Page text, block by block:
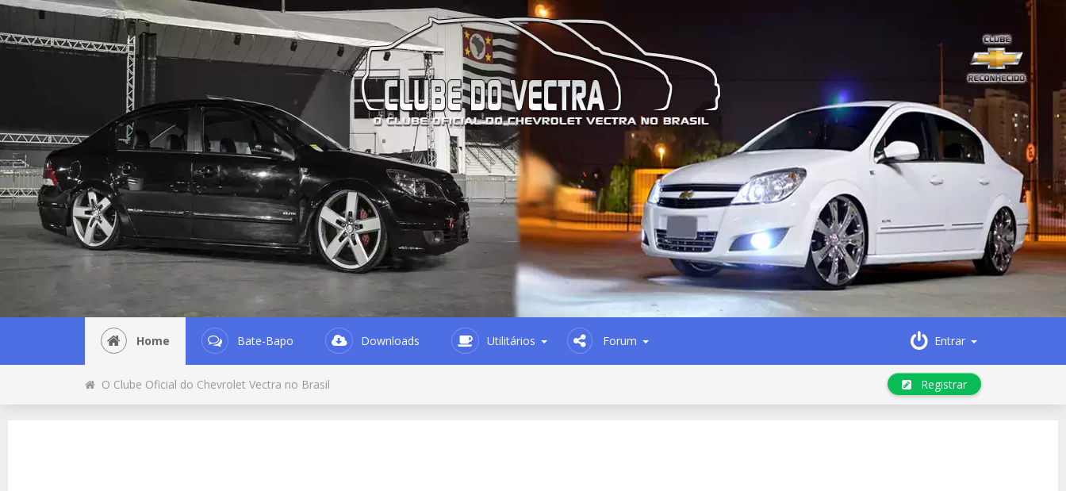
Home Bate-Bapo Downloads Utilitários Forum Entrar
O Clube Oficial do Chevrolet Vectra no Brasil Registrar